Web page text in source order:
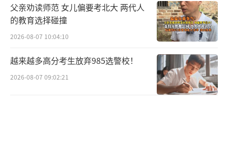
父亲劝读师范 女儿偏要考北大 两代人
的教育选择碰撞
2026-08-07 10:04:10
越来越多高分考生放弃985选警校！
2026-08-07 09:02:21